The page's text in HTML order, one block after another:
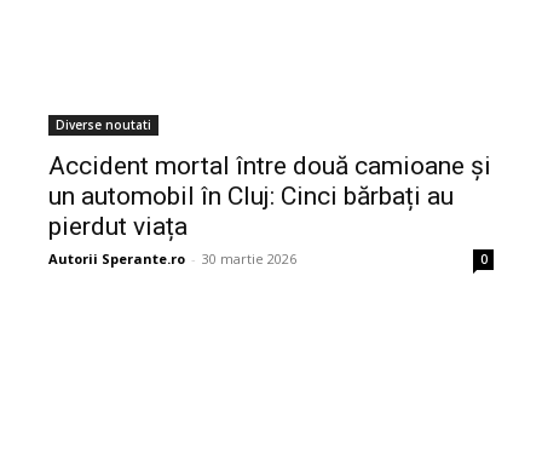
Diverse noutati
Accident mortal între două camioane și
un automobil în Cluj: Cinci bărbați au
pierdut viața
Autorii Sperante.ro - 30 martie 2026 0